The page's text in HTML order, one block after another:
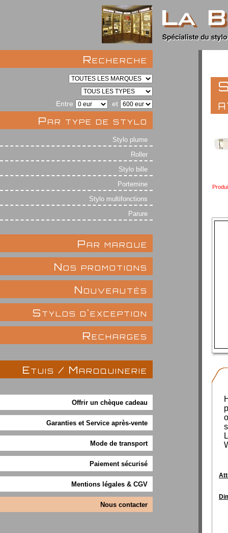
Recherche
Entre et
Par type de stylo
Stylo plume
Roller
Stylo bille
Portemine
Stylo multifonctions
Parure
Par marque
Nos promotions
Nouveautés
Stylos d'exception
Recharges
Etuis / Maroquinerie
Offrir un chèque cadeau
Garanties et Service après-vente
Mode de transport
Paiement sécurisé
Mentions légales & CGV
Nous contacter